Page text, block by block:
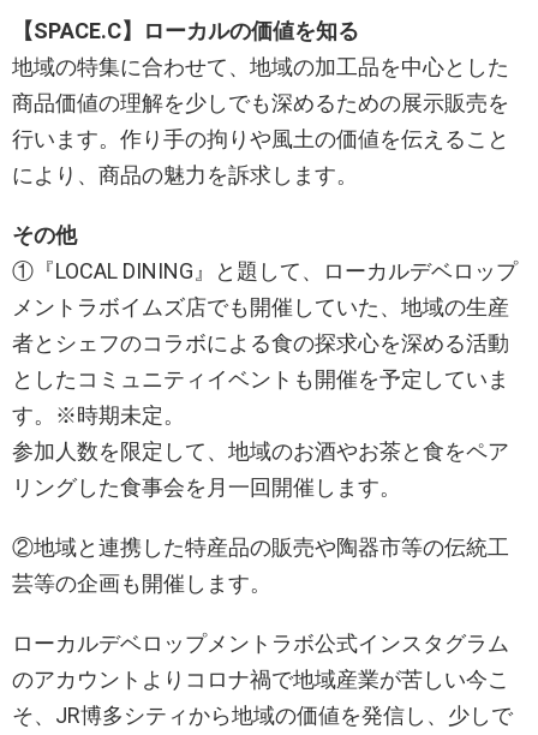
【SPACE.C】ローカルの価値を知る
地域の特集に合わせて、地域の加工品を中心とした
商品価値の理解を少しでも深めるための展示販売を
行います。作り手の拘りや風土の価値を伝えること
により、商品の魅力を訴求します。
その他
①『LOCAL DINING』と題して、ローカルデベロップ
メントラボイムズ店でも開催していた、地域の生産
者とシェフのコラボによる食の探求心を深める活動
としたコミュニティイベントも開催を予定していま
す。※時期未定。
参加人数を限定して、地域のお酒やお茶と食をペア
リングした食事会を月一回開催します。
②地域と連携した特産品の販売や陶器市等の伝統工
芸等の企画も開催します。
ローカルデベロップメントラボ公式インスタグラム
のアカウントよりコロナ禍で地域産業が苦しい今こ
そ、JR博多シティから地域の価値を発信し、少しで